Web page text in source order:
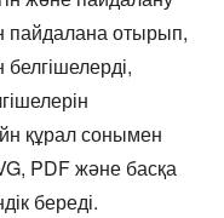
пайдалана отырып,
құрал сонымен
PDF және басқа
береді.